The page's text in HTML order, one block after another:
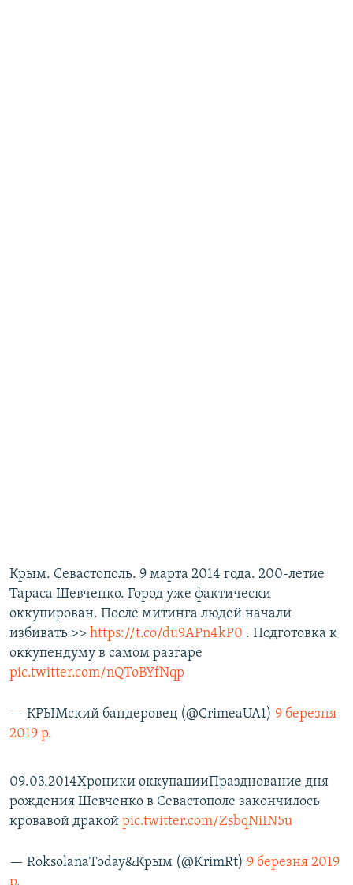
Крым. Севастополь. 9 марта 2014 года. 200-летие
Тараса Шевченко. Город уже фактически
оккупирован. После митинга людей начали
избивать >> https://t.co/du9APn4kP0 . Подготовка к
оккупендуму в самом разгаре
pic.twitter.com/nQToBYfNqp
— КРЫМский бандеровец (@CrimeaUA1) 9 березня
2019 р.
09.03.2014Хроники оккупацииПразднование дня
рождения Шевченко в Севастополе закончилось
кровавой дракой pic.twitter.com/ZsbqNiIN5u
— RoksolanaToday&Крым (@KrimRt) 9 березня 2019